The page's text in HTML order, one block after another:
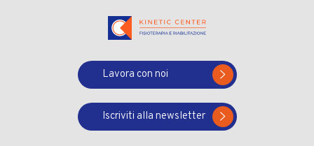
Lavora con noi
Iscriviti alla newsletter